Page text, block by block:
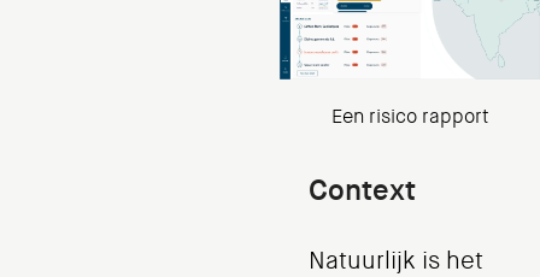
Een risico rapport
Context
Natuurlijk is het